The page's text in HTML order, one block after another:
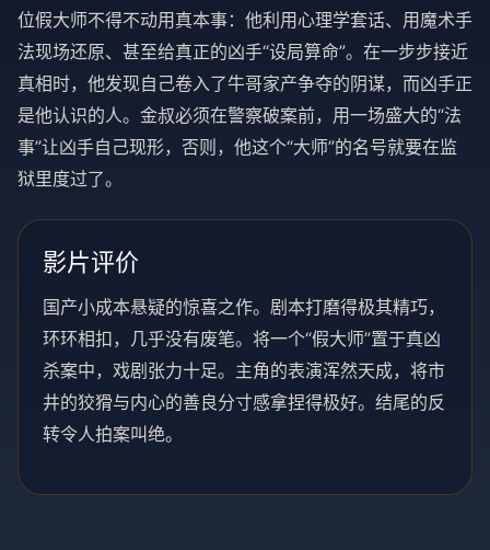
位假大师不得不动用真本事：他利用心理学套话、用魔术手
法现场还原、甚至给真正的凶手“设局算命”。在一步步接近
真相时，他发现自己卷入了牛哥家产争夺的阴谋，而凶手正
是他认识的人。金叔必须在警察破案前，用一场盛大的“法
事”让凶手自己现形，否则，他这个“大师”的名号就要在监
狱里度过了。
影片评价
国产小成本悬疑的惊喜之作。剧本打磨得极其精巧，
环环相扣，几乎没有废笔。将一个“假大师”置于真凶
杀案中，戏剧张力十足。主角的表演浑然天成，将市
井的狡猾与内心的善良分寸感拿捏得极好。结尾的反
转令人拍案叫绝。